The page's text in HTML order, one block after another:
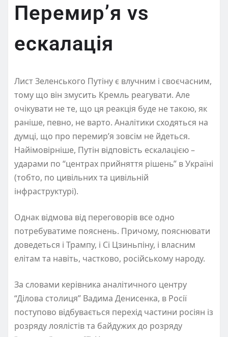
Перемир’я vs
ескалація
Лист Зеленського Путіну є влучним і своєчасним,
тому що він змусить Кремль реагувати. Але
очікувати не те, що ця реакція буде не такою, як
раніше, певно, не варто. Аналітики сходяться на
думці, що про перемир’я зовсім не йдеться.
Найімовірніше, Путін відповість ескалацією –
ударами по “центрах прийняття рішень” в Україні
(тобто, по цивільних та цивільній
інфраструктурі).
Однак відмова від переговорів все одно
потребуватиме пояснень. Причому, пояснювати
доведеться і Трампу, і Сі Цзиньпіну, і власним
елітам та навіть, частково, російському народу.
За словами керівника аналітичного центру
“Ділова столиця” Вадима Денисенка, в Росії
поступово відбувається перехід частини росіян із
розряду лоялістів та байдужих до розряду